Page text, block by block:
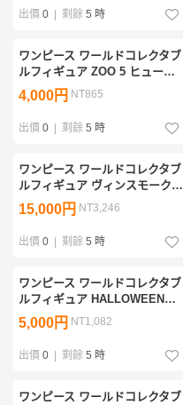
出價 0 剩餘 5 時
ワンピース ワールドコレクタブ
ルフィギュア ZOO 5 ヒューマ
ンドリル
4,000円 NT865
出價 0 剩餘 5 時
ワンピース ワールドコレクタブ
ルフィギュア ヴィンスモークフ
ァミリー ニジ
15,000円 NT3,246
出價 0 剩餘 5 時
ワンピース ワールドコレクタブ
ルフィギュア HALLOWEEN
SPECIAL2(ハロウィンSP2) ロ
ビン
5,000円 NT1,082
出價 0 剩餘 5 時
ワンピース ワールドコレクタブ